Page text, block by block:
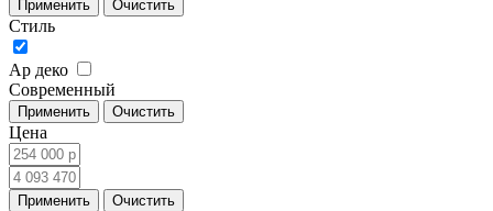
Стиль
Ар деко
Современный
Цена